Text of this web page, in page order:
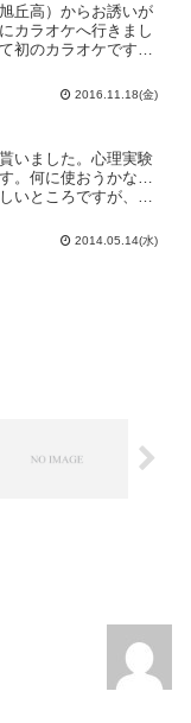
丘高）からお誘いが
カラオケへ行きまし
初のカラオケです。
対する教養が全然無
かオタク曲とかばか
何だか...
2016.11.18(金)
いました。心理実験
。何に使おうかな…
いところですが、バ
る可能性が濃厚かな…
平叙文日：これはXで
2014.05.14(水)